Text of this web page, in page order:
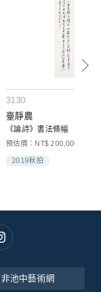
3130
臺靜農
《論詩》書法條幅
預估價：NT$ 200,000-
2019秋拍
非池中藝術網